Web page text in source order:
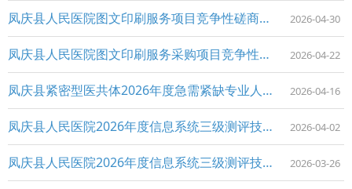
凤庆县人民医院图文印刷服务项目竞争性磋商成交公告 2026-04-30
凤庆县人民医院图文印刷服务采购项目竞争性磋商公告 2026-04-22
凤庆县紧密型医共体2026年度急需紧缺专业人才引进公告 2026-04-16
凤庆县人民医院2026年度信息系统三级测评技术服务采购项目竞争性磋商成交公告 2026-04-02
凤庆县人民医院2026年度信息系统三级测评技术服务采购项目竞争性磋商公告 2026-03-26